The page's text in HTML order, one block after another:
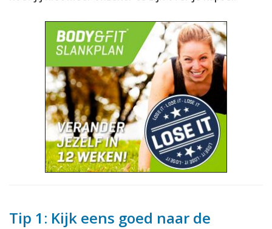
Tip 1: Kijk eens goed naar de